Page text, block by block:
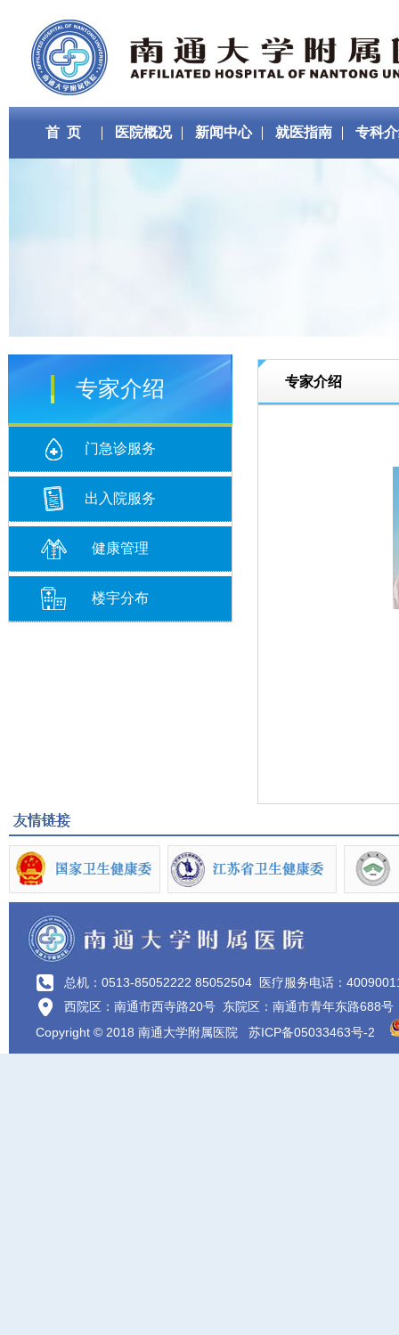
首 页 医院概况 新闻中心 就医指南 专科
专家介绍
门急诊服务
出入院服务
健康管理
楼宇分布
专家介绍
总机：0513-85052222 85052504 医疗服务电话：
西院区：南通市西寺路20号 东院区：南通市青年东路688号
Copyright © 2018 南通大学附属医院 苏ICP备05033463号-2